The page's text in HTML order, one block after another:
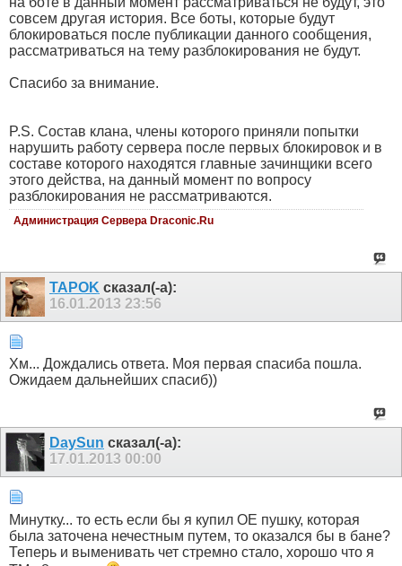
совсем другая история. Все боты, которые будут
блокироваться после публикации данного сообщения,
рассматриваться на тему разблокирования не будут.
Спасибо за внимание.
P.S. Состав клана, члены которого приняли попытки
нарушить работу сервера после первых блокировок и в
составе которого находятся главные зачинщики всего
этого действа, на данный момент по вопросу
разблокирования не рассматриваются.
Администрация Сервера Draconic.Ru
TAPOK сказал(-а):
16.01.2013 23:56
Хм... Дождались ответа. Моя первая спасиба пошла.
Ожидаем дальнейших спасиб))
DaySun сказал(-а):
17.01.2013 00:00
Минутку... то есть если бы я купил ОЕ пушку, которая
была заточена нечестным путем, то оказался бы в бане?
Теперь и выменивать чет стремно стало, хорошо что я